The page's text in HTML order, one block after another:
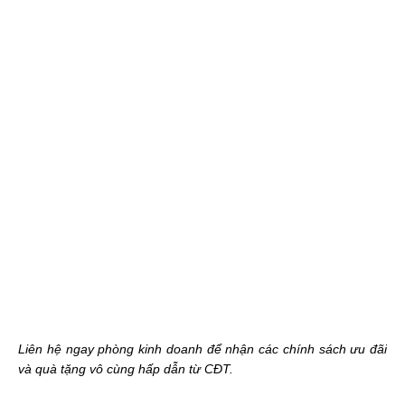
Liên hệ ngay phòng kinh doanh để nhận các chính sách ưu đãi
và quà tặng vô cùng hấp dẫn từ CĐT.